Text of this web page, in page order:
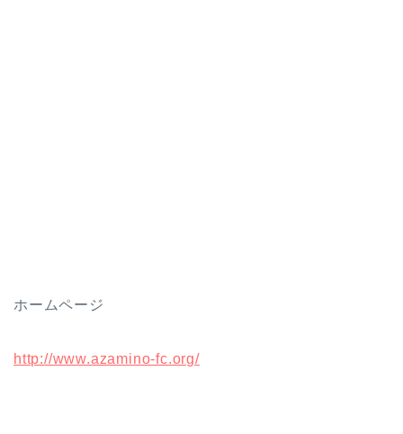
ホームページ
http://www.azamino-fc.org/